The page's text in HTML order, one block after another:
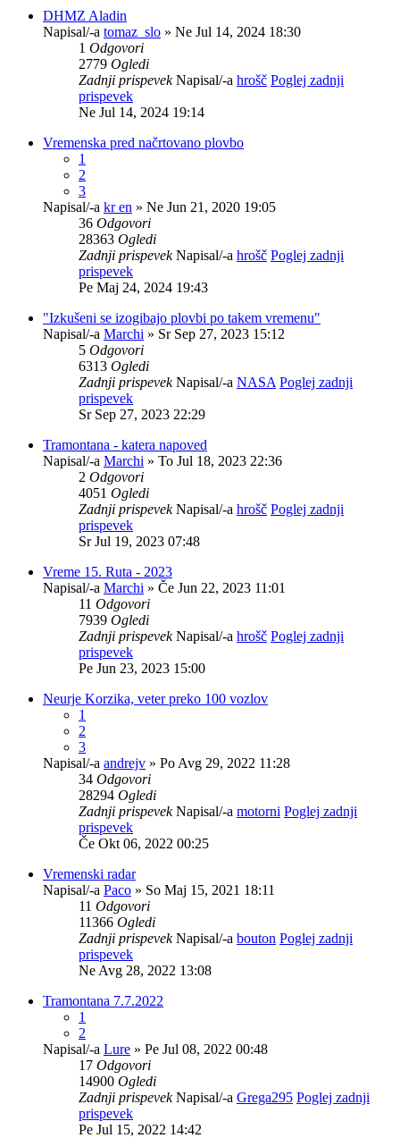
DHMZ Aladin
Napisal/-a tomaz_slo » Ne Jul 14, 2024 18:30
1 Odgovori
2779 Ogledi
Zadnji prispevekNapisal/-a hrošč Poglej zadnji
prispevek
Ne Jul 14, 2024 19:14
Vremenska pred načrtovano plovbo
1
2
3
Napisal/-a kr en » Ne Jun 21, 2020 19:05
36 Odgovori
28363 Ogledi
Zadnji prispevekNapisal/-a hrošč Poglej zadnji
prispevek
Pe Maj 24, 2024 19:43
"Izkušeni se izogibajo plovbi po takem vremenu"
Napisal/-a Marchi » Sr Sep 27, 2023 15:12
5 Odgovori
6313 Ogledi
Zadnji prispevekNapisal/-a NASA Poglej zadnji
prispevek
Sr Sep 27, 2023 22:29
Tramontana - katera napoved
Napisal/-a Marchi » To Jul 18, 2023 22:36
2 Odgovori
4051 Ogledi
Zadnji prispevekNapisal/-a hrošč Poglej zadnji
prispevek
Sr Jul 19, 2023 07:48
Vreme 15. Ruta - 2023
Napisal/-a Marchi » Če Jun 22, 2023 11:01
11 Odgovori
7939 Ogledi
Zadnji prispevekNapisal/-a hrošč Poglej zadnji
prispevek
Pe Jun 23, 2023 15:00
Neurje Korzika, veter preko 100 vozlov
1
2
3
Napisal/-a andrejv » Po Avg 29, 2022 11:28
34 Odgovori
28294 Ogledi
Zadnji prispevekNapisal/-a motorni Poglej zadnji
prispevek
Če Okt 06, 2022 00:25
Vremenski radar
Napisal/-a Paco » So Maj 15, 2021 18:11
11 Odgovori
11366 Ogledi
Zadnji prispevekNapisal/-a bouton Poglej zadnji
prispevek
Ne Avg 28, 2022 13:08
Tramontana 7.7.2022
1
2
Napisal/-a Lure » Pe Jul 08, 2022 00:48
17 Odgovori
14900 Ogledi
Zadnji prispevekNapisal/-a Grega295 Poglej zadnji
prispevek
Pe Jul 15, 2022 14:42